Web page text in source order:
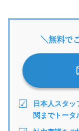
＼無料で
日本人スタ
関までトータ